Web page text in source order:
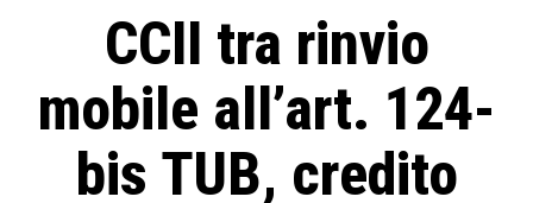
CCII tra rinvio
mobile all’art. 124-
bis TUB, credito